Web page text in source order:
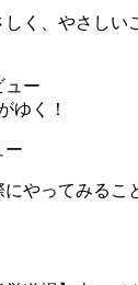
く、やさしい
ゆく！
ー
にやってみる